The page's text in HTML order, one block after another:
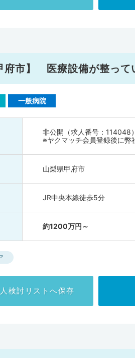
府市】 医療設備が整っ
一般病院
非公開（求人番号：114048）
※ヤクマッチ会員登録後に弊
山梨県甲府市
JR中央本線徒歩5分
約1200万円～
検討 リストへ保存